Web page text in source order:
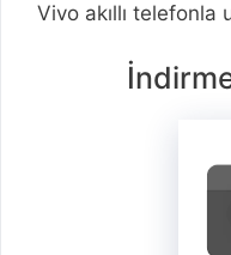
Vivo akıllı telefonla